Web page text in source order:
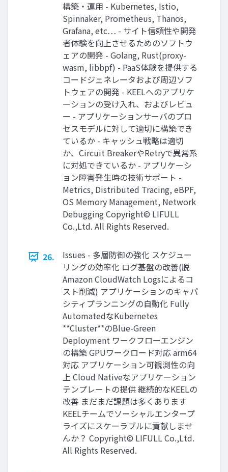
構築・運用 - Kubernetes, Istio,
Spinnaker, Prometheus, Thanos,
Grafana, etc… - サイト信頼性や開発
者体験を向上させるためのソフトウ
ェアの開発 - Golang, Rust(proxy-
wasm, libbpf) - PaaS体験を提供する
コードジェネレータおよび周辺ソフ
トウェアの開発 - KEELへのアプリケ
ーションの受け入れ、およびレビュ
ー - アプリケーションサーバのプロ
セスモデルに対して適切に構築でき
ているか - キャッシュ戦略は適切
か、Circuit BreakerやRetryで異常系
に対処できているか - アプリケーシ
ョン障害発生時の技術サポート -
Metrics, Distributed Tracing, eBPF,
OS Memory Management, Network
Debugging Copyright© LIFULL
Co.,Ltd. All Rights Reserved.
26.
Issues - 多層防御の強化 スケジュー
リングの効率化 ログ基盤の改善(脱
Amazon CloudWatch Logsによるコ
スト削減) アプリケーションのキャパ
シティプランニングの自動化 Fully
AutomatedなKubernetes
**Cluster**のBlue-Green
Deployment ワークフローエンジン
の構築 GPUワークロード対応 arm64
対応 アプリケーション可観測性の向
上 Cloud Nativeなアプリケーション
テンプレートの提供 継続的なKEELの
改善 まだまだ課題は多くあります
KEELチームでソーシャルエンタープ
ライズにスケーラブルに貢献しませ
んか？ Copyright© LIFULL Co.,Ltd.
All Rights Reserved.